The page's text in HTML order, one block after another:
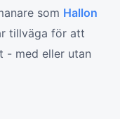
som Hallon
tillväga för att
- med eller utan